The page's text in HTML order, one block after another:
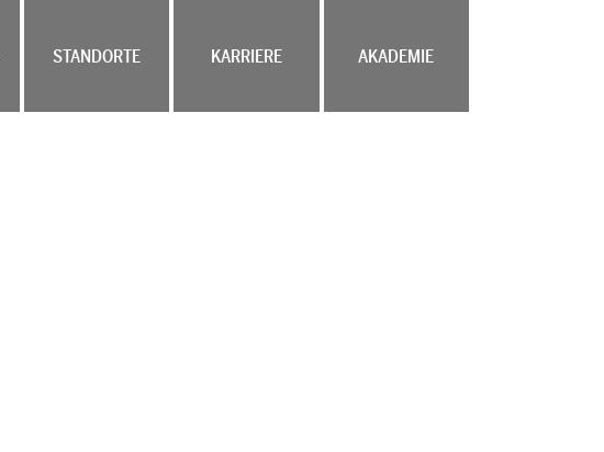
STANDORTE KARRIERE AKADEMIE